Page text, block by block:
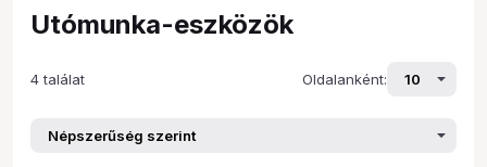
Utómunka-eszközök
4 találat Oldalanként: